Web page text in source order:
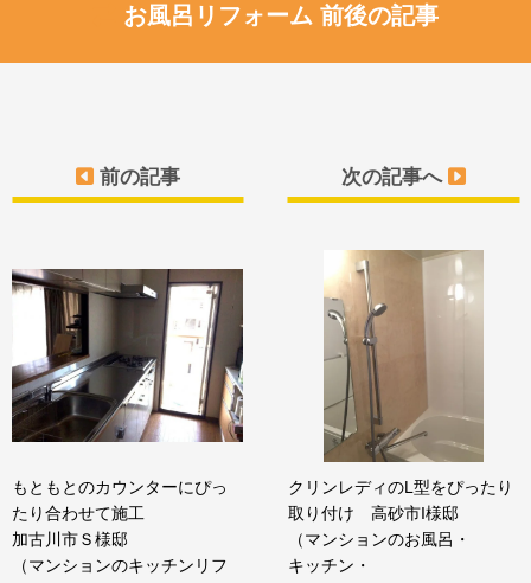
お風呂リフォーム 前後の記事
前の記事
もともとのカウンターにぴっ
たり合わせて施工
加古川市Ｓ様邸
（マンションのキッチンリフ
次の記事へ
クリンレディのL型をぴったり
取り付け 高砂市I様邸
（マンションのお風呂・
キッチン・